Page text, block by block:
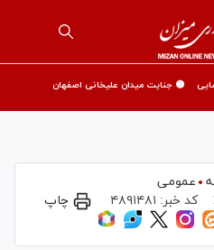
🟡 جنایت میدان علیخانی اصفهان
عمومی
کد خبر: ۴۸۹۱۴۸۱ چاپ